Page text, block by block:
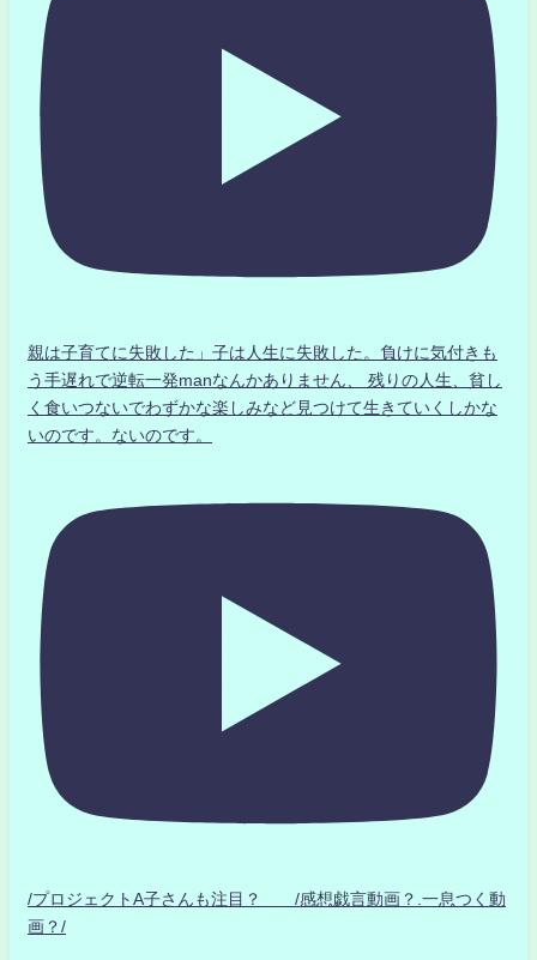
親は子育てに失敗した」子は人生に失敗した。負けに気付きも
う手遅れで逆転一発manなんかありません、 残りの人生、貧し
く食いつないでわずかな楽しみなど見つけて生きていくしかな
いのです。ないのです。
/プロジェクトA子さんも注目？ /感想戯言動画？.一息つく動
画？/